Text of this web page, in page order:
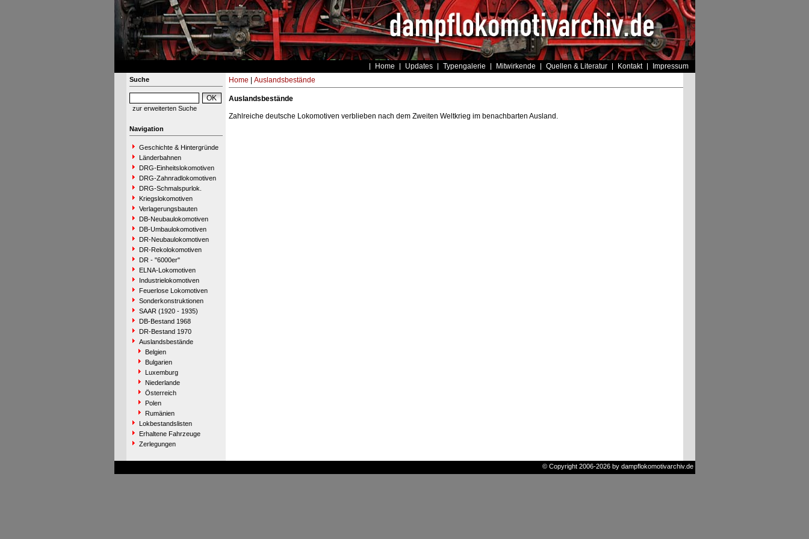
Home Updates Typengalerie Mitwirkende Quellen & Literatur Kontakt Impressum
Suche
zur erweiterten Suche
Navigation
Geschichte & Hintergründe
Länderbahnen
DRG-Einheitslokomotiven
DRG-Zahnradlokomotiven
DRG-Schmalspurlok.
Kriegslokomotiven
Verlagerungsbauten
DB-Neubaulokomotiven
DB-Umbaulokomotiven
DR-Neubaulokomotiven
DR-Rekolokomotiven
DR - "6000er"
ELNA-Lokomotiven
Industrielokomotiven
Feuerlose Lokomotiven
Sonderkonstruktionen
SAAR (1920 - 1935)
DB-Bestand 1968
DR-Bestand 1970
Auslandsbestände
Belgien
Bulgarien
Luxemburg
Niederlande
Österreich
Polen
Rumänien
Lokbestandslisten
Erhaltene Fahrzeuge
Zerlegungen
Home Auslandsbestände
Auslandsbestände
Zahlreiche deutsche Lokomotiven verblieben nach dem Zweiten Weltkrieg im benachbarten Ausland.
© Copyright 2006-2026 by dampflokomotivarchiv.de